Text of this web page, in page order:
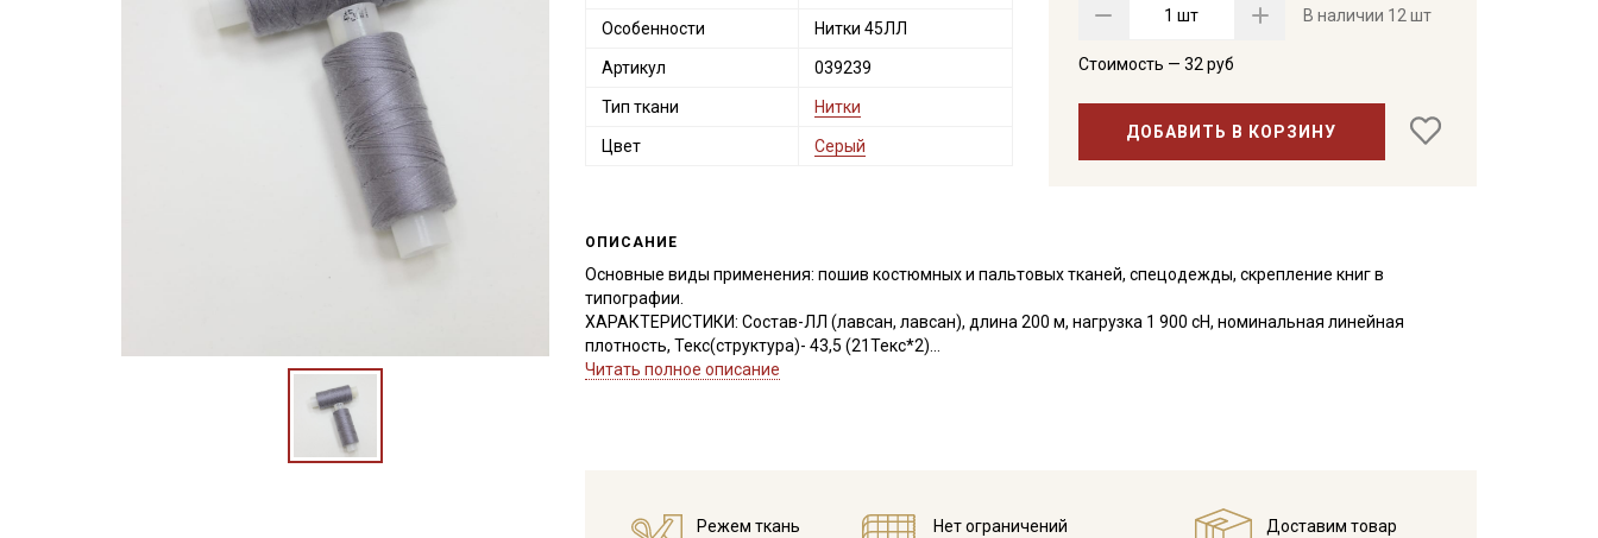
шт В наличии 12 шт
Стоимость — 32 руб
ДОБАВИТЬ В КОРЗИНУ
Особенности Нитки 45ЛЛ
Артикул 039239
Тип ткани Нитки
Цвет Серый
ОПИСАНИЕ
Основные виды применения: пошив костюмных и пальтовых тканей, спецодежды, скрепление книг в
типографии.
ХАРАКТЕРИСТИКИ: Состав-ЛЛ (лавсан, лавсан), длина 200 м, нагрузка 1 900 сН, номинальная линейная
плотность, Текс(структура)- 43,5 (21Текс*2)
Удлинение- 17,0, Номер игл: 90-100.
Читать полное описание
Режем ткань
Нет ограничений
Доставим товар